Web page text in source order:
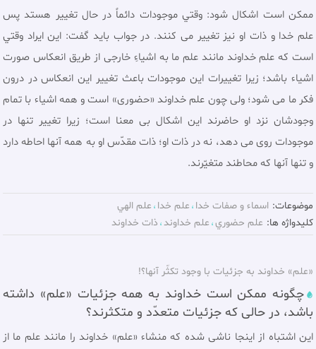
ممكن است اشکال شود: وقتي موجودات دائماً در حال تغيير هستد پس
علم خدا و ذات او نیز تغيير می کنند. در جواب بايد گفت: اين ايراد وقتي
است كه علم خداوند مانند علم ما به اشياءِ خارجى از طريق انعكاس صورت
اشياء باشد؛ زيرا تغييرات اين موجودات باعث تغيير اين انعكاس در درون
فكر ما مى شود؛ ولى چون علم خداوند «حضوری» است و همه اشياء با تمام
وجودشان نزد او حاضرند اين اشكال بی معنا است؛ زيرا تغيير تنها در
موجودات روى مى دهد، نه در ذات او؛ ذات مقدّس او به همه آنها احاطه دارد
و تنها آنها كه محاطند متغيّرند.
موضوعات: اسماء و صفات خدا علم خدا علم الهي
کلیدواژه ها: علم حضوري علم خداوند ذات خداوند
«علم» خداوند به جزئيات با وجود تكثّر آنها؟!
چگونه ممكن است خداوند به همه جزئيات «علم» داشته
باشد، در حالى كه جزئيات متعدّد و متكثرند؟
اين اشتباه از اينجا ناشى شده كه منشاء «علم» خداوند را مانند علم ما از